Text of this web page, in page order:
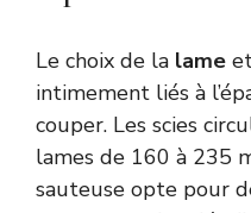
Le choix de la lame
intimement liés à
couper. Les scies
lames de 160 à 235
sauteuse opte pour